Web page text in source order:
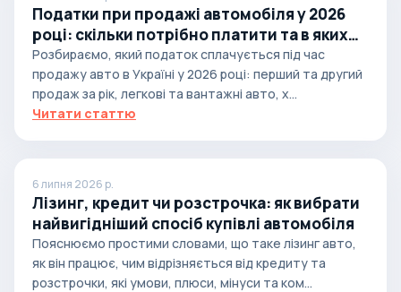
Податки при продажі автомобіля у 2026
році: скільки потрібно платити та в яких
випадках
Розбираємо, який податок сплачується під час
продажу авто в Україні у 2026 році: перший та другий
продаж за рік, легкові та вантажні авто, х...
Читати статтю
6 липня 2026 р.
Лізинг, кредит чи розстрочка: як вибрати
найвигідніший спосіб купівлі автомобіля
Пояснюємо простими словами, що таке лізинг авто,
як він працює, чим відрізняється від кредиту та
розстрочки, які умови, плюси, мінуси та ком...